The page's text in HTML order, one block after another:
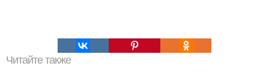
Читайте также